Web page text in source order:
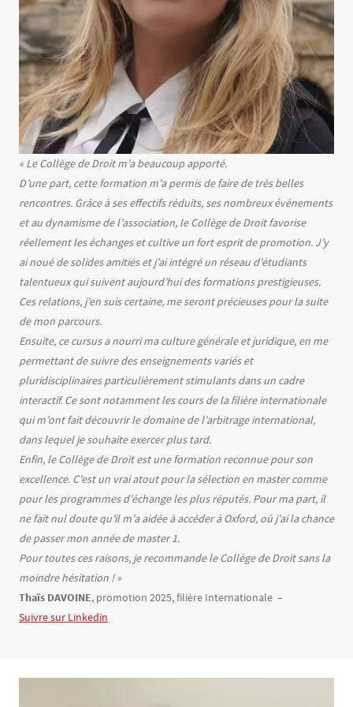
Texte
« Le Collège de Droit m’a beaucoup apporté.
D’une part, cette formation m’a permis de faire de très belles
rencontres. Grâce à ses effectifs réduits, ses nombreux événements
et au dynamisme de l’association, le Collège de Droit favorise
réellement les échanges et cultive un fort esprit de promotion. J’y
ai noué de solides amitiés et j’ai intégré un réseau d’étudiants
talentueux qui suivent aujourd’hui des formations prestigieuses.
Ces relations, j’en suis certaine, me seront précieuses pour la suite
de mon parcours.
Ensuite, ce cursus a nourri ma culture générale et juridique, en me
permettant de suivre des enseignements variés et
pluridisciplinaires particulièrement stimulants dans un cadre
interactif. Ce sont notamment les cours de la filière internationale
qui m’ont fait découvrir le domaine de l’arbitrage international,
dans lequel je souhaite exercer plus tard.
Enfin, le Collège de Droit est une formation reconnue pour son
excellence. C’est un vrai atout pour la sélection en master comme
pour les programmes d’échange les plus réputés. Pour ma part, il
ne fait nul doute qu’il m’a aidée à accéder à Oxford, où j’ai la chance
de passer mon année de master 1.
Pour toutes ces raisons, je recommande le Collège de Droit sans la
moindre hésitation ! »
Thaïs DAVOINE, promotion 2025, filière Internationale –
Suivre sur Linkedin